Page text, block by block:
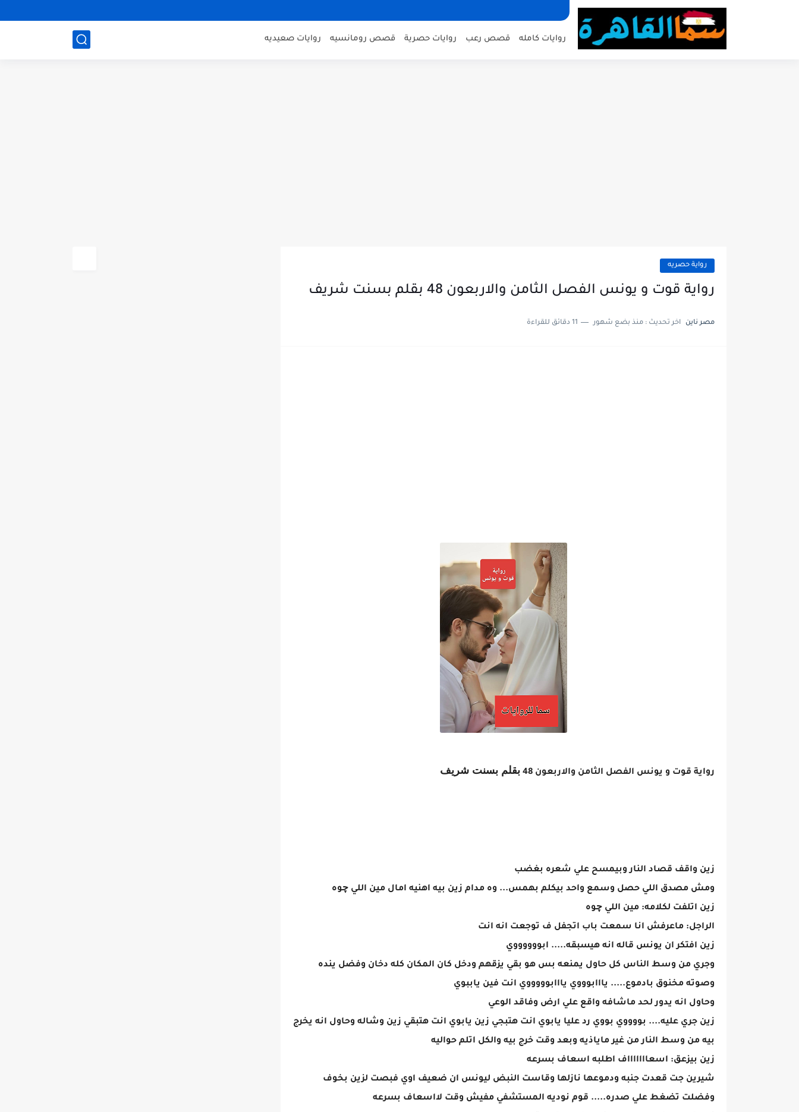
روايات كامله قصص رعب روايات حصرية قصص رومانسيه روايات صعيديه
رواية حصريه
رواية قوت و يونس الفصل الثامن والاربعون 48 بقلم بسنت شريف
مصر ناين اخر تحديث : منذ بضع شهور 11 دقائق للقراءة
رواية قوت و يونس الفصل الثامن والاربعون 48 بقلم بسنت شريف
زين واقف قصاد النار وبيمسح علي شعره بغضب
ومش مصدق اللي حصل وسمع واحد بيكلم بهمس... وه مدام زين بيه اهنيه امال مين اللي چوه
زين اتلفت لكلامه: مين اللي چوه
الراجل: ماعرفش انا سمعت باب اتجفل ف توجعت انه انت
زين افتكر ان يونس قاله انه هيسبقه..... ابووووووي
وجري من وسط الناس كل حاول يمنعه بس هو بقي يزقهم ودخل كان المكان كله دخان وفضل ينده
وصوته مخنوق بادموع..... يااابوووي يااابوووووي انت فين ياببوي
وحاول انه يدور لحد ماشافه واقع علي ارض وفاقد الوعي
زين جري عليه.... بووووي بووي رد عليا يابوي انت هتبجي زين يابوي انت هتبقي زين وشاله وحاول انه يخرج
بيه من وسط النار من غير ماياذيه وبعد وقت خرج بيه والكل اتلم حواليه
زين بيزعق: اسعاااااااف اطلبه اسعاف بسرعه
شيرين جت قعدت جنبه ودموعها نازلها وقاست النبض ليونس ان ضعيف اوي فبصت لزين بخوف
وفضلت تضغط علي صدره..... قوم نوديه المستشفي مفيش وقت لااسعاف بسرعه